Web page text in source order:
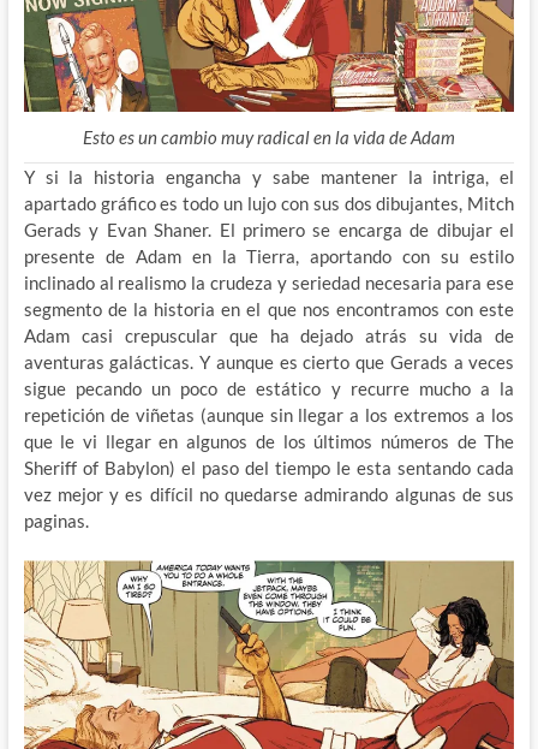
Esto es un cambio muy radical en la vida de Adam
Y si la historia engancha y sabe mantener la intriga, el
apartado gráfico es todo un lujo con sus dos dibujantes, Mitch
Gerads y Evan Shaner. El primero se encarga de dibujar el
presente de Adam en la Tierra, aportando con su estilo
inclinado al realismo la crudeza y seriedad necesaria para ese
segmento de la historia en el que nos encontramos con este
Adam casi crepuscular que ha dejado atrás su vida de
aventuras galácticas. Y aunque es cierto que Gerads a veces
sigue pecando un poco de estático y recurre mucho a la
repetición de viñetas (aunque sin llegar a los extremos a los
que le vi llegar en algunos de los últimos números de The
Sheriff of Babylon) el paso del tiempo le esta sentando cada
vez mejor y es difícil no quedarse admirando algunas de sus
paginas.